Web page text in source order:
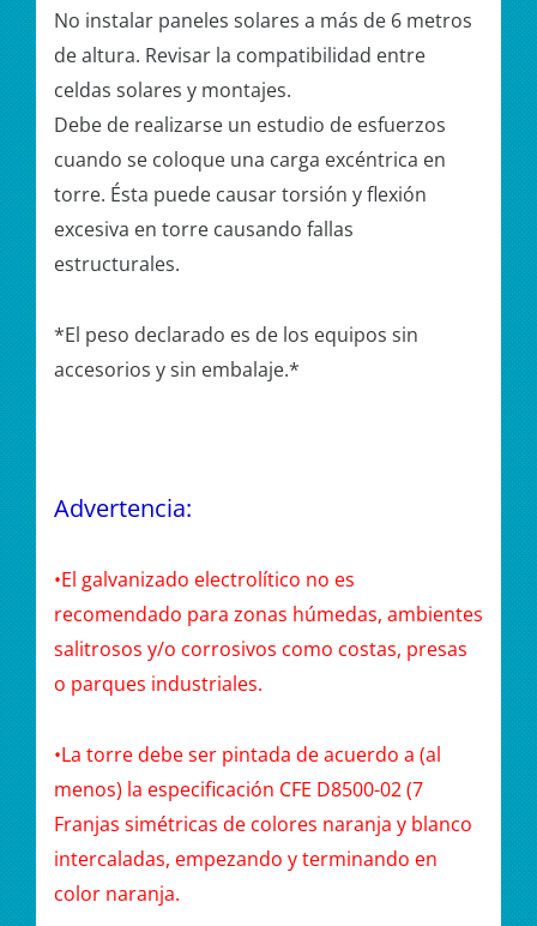
No instalar paneles solares a más de 6 metros
de altura. Revisar la compatibilidad entre
celdas solares y montajes.
Debe de realizarse un estudio de esfuerzos
cuando se coloque una carga excéntrica en
torre. Ésta puede causar torsión y flexión
excesiva en torre causando fallas
estructurales.
*El peso declarado es de los equipos sin
accesorios y sin embalaje.*
Advertencia:
•El galvanizado electrolítico no es
recomendado para zonas húmedas, ambientes
salitrosos y/o corrosivos como costas, presas
o parques industriales.
•La torre debe ser pintada de acuerdo a (al
menos) la especificación CFE D8500-02 (7
Franjas simétricas de colores naranja y blanco
intercaladas, empezando y terminando en
color naranja.